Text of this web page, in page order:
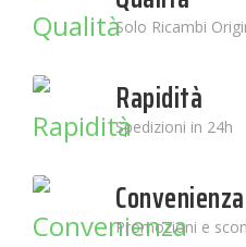
Solo Ricambi
Rapidità
Spedizioni in 24h
Convenienza
Promozioni e